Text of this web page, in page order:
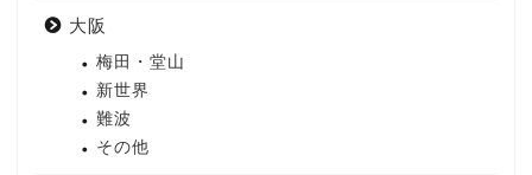
大阪
梅田・堂山
新世界
難波
その他